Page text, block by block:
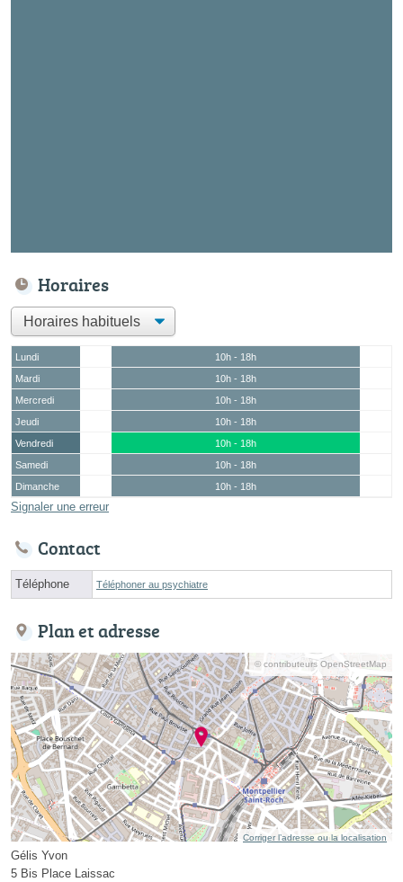
Horaires
Lundi
10h - 18h
Mardi
10h - 18h
Mercredi
10h - 18h
Jeudi
10h - 18h
Vendredi
10h - 18h
Samedi
10h - 18h
Dimanche
10h - 18h
Signaler une erreur
Contact
Téléphone Téléphoner au psychiatre
Plan et adresse
© contributeurs OpenStreetMap
Corriger l’adresse ou la localisation
Gélis Yvon
5 Bis Place Laissac